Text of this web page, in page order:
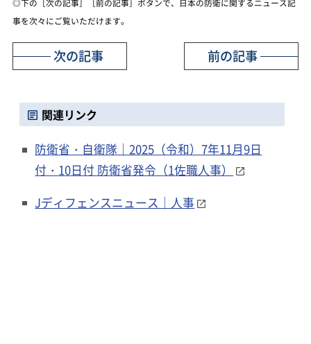
事を次々にご覧いただけます。
前の記事
次の記事
関連リンク
防衛省・自衛隊｜2025（令和）7年11月9日
付・10日付 防衛省発令（1佐職人事）
Jディフェンスニュース｜人事